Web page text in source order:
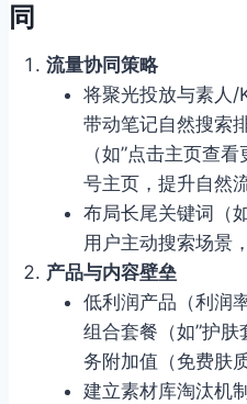
同
流量协同策略
将聚光投放与素人/
带动笔记自然搜索
（如”点击主页查
号主页，提升自然
布局长尾关键词（
用户主动搜索场景
产品与内容壁垒
低利润产品（利润
组合套餐（如”护肤
务附加值（免费肤
建立素材库淘汰机